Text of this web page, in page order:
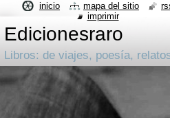
Edicionesraro
Libros: de viajes, poesía,
inicio mapa del sitio
imprimir